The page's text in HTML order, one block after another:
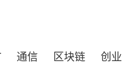
通信 区块链 创业